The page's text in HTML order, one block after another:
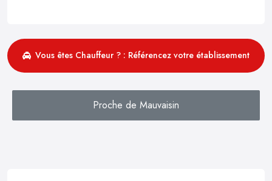
Vous êtes Chauffeur ? : Référencez votre établissement
Proche de Mauvaisin